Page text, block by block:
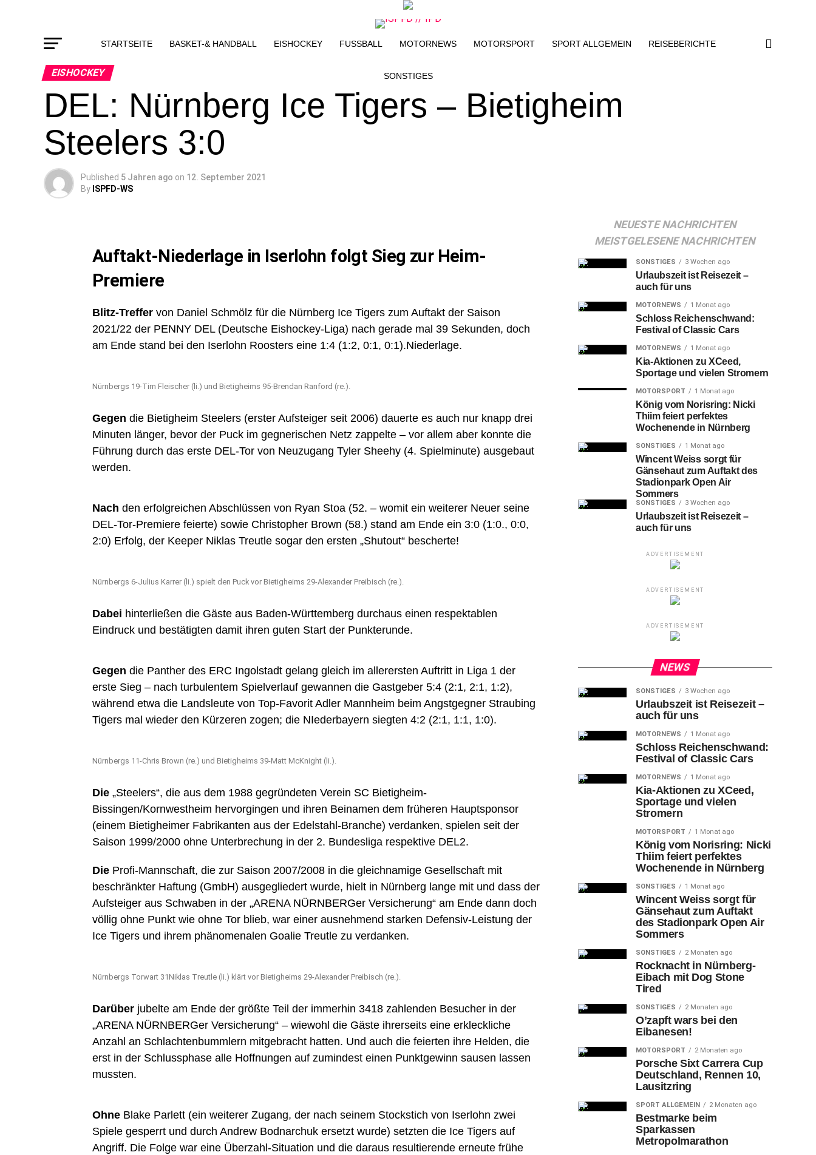
STARTSEITE BASKET-& HANDBALL EISHOCKEY FUSSBALL MOTORNEWS MOTORSPORT SPORT ALLGEMEIN REISEBERICHTE
SONSTIGES
EISHOCKEY
DEL: Nürnberg Ice Tigers – Bietigheim
Steelers 3:0
Published 5 Jahren ago on 12. September 2021
By ISPFD-WS
Auftakt-Niederlage in Iserlohn folgt Sieg zur Heim-
Premiere
Blitz-Treffer von Daniel Schmölz für die Nürnberg Ice Tigers zum Auftakt der Saison
2021/22 der PENNY DEL (Deutsche Eishockey-Liga) nach gerade mal 39 Sekunden, doch
am Ende stand bei den Iserlohn Roosters eine 1:4 (1:2, 0:1, 0:1).Niederlage.
Nürnbergs 19-Tim Fleischer (li.) und Bietigheims 95-Brendan Ranford (re.).
Gegen die Bietigheim Steelers (erster Aufsteiger seit 2006) dauerte es auch nur knapp drei
Minuten länger, bevor der Puck im gegnerischen Netz zappelte – vor allem aber konnte die
Führung durch das erste DEL-Tor von Neuzugang Tyler Sheehy (4. Spielminute) ausgebaut
werden.
Nach den erfolgreichen Abschlüssen von Ryan Stoa (52. – womit ein weiterer Neuer seine
DEL-Tor-Premiere feierte) sowie Christopher Brown (58.) stand am Ende ein 3:0 (1:0., 0:0,
2:0) Erfolg, der Keeper Niklas Treutle sogar den ersten „Shutout“ bescherte!
Nürnbergs 6-Julius Karrer (li.) spielt den Puck vor Bietigheims 29-Alexander Preibisch (re.).
Dabei hinterließen die Gäste aus Baden-Württemberg durchaus einen respektablen
Eindruck und bestätigten damit ihren guten Start der Punkterunde.
Gegen die Panther des ERC Ingolstadt gelang gleich im allerersten Auftritt in Liga 1 der
erste Sieg – nach turbulentem Spielverlauf gewannen die Gastgeber 5:4 (2:1, 2:1, 1:2),
während etwa die Landsleute von Top-Favorit Adler Mannheim beim Angstgegner Straubing
Tigers mal wieder den Kürzeren zogen; die NIederbayern siegten 4:2 (2:1, 1:1, 1:0).
Nürnbergs 11-Chris Brown (re.) und Bietigheims 39-Matt McKnight (li.).
Die „Steelers“, die aus dem 1988 gegründeten Verein SC Bietigheim-
Bissingen/Kornwestheim hervorgingen und ihren Beinamen dem früheren Hauptsponsor
(einem Bietigheimer Fabrikanten aus der Edelstahl-Branche) verdanken, spielen seit der
Saison 1999/2000 ohne Unterbrechung in der 2. Bundesliga respektive DEL2.
Die Profi-Mannschaft, die zur Saison 2007/2008 in die gleichnamige Gesellschaft mit
beschränkter Haftung (GmbH) ausgegliedert wurde, hielt in Nürnberg lange mit und dass der
Aufsteiger aus Schwaben in der „ARENA NÜRNBERGer Versicherung“ am Ende dann doch
völlig ohne Punkt wie ohne Tor blieb, war einer ausnehmend starken Defensiv-Leistung der
Ice Tigers und ihrem phänomenalen Goalie Treutle zu verdanken.
Nürnbergs Torwart 31Niklas Treutle (li.) klärt vor Bietigheims 29-Alexander Preibisch (re.).
Darüber jubelte am Ende der größte Teil der immerhin 3418 zahlenden Besucher in der
„ARENA NÜRNBERGer Versicherung“ – wiewohl die Gäste ihrerseits eine erkleckliche
Anzahl an Schlachtenbummlern mitgebracht hatten. Und auch die feierten ihre Helden, die
erst in der Schlussphase alle Hoffnungen auf zumindest einen Punktgewinn sausen lassen
mussten.
Ohne Blake Parlett (ein weiterer Zugang, der nach seinem Stockstich von Iserlohn zwei
Spiele gesperrt und durch Andrew Bodnarchuk ersetzt wurde) setzten die Ice Tigers auf
Angriff. Die Folge war eine Überzahl-Situation und die daraus resultierende erneute frühe
NEUESTE NACHRICHTEN
MEISTGELESENE NACHRICHTEN
SONSTIGES 3 Wochen ago
Urlaubszeit ist Reisezeit –
auch für uns
MOTORNEWS 1 Monat ago
Schloss Reichenschwand:
Festival of Classic Cars
MOTORNEWS 1 Monat ago
Kia-Aktionen zu XCeed,
Sportage und vielen Stromern
MOTORSPORT 1 Monat ago
König vom Norisring: Nicki
Thiim feiert perfektes
Wochenende in Nürnberg
SONSTIGES 1 Monat ago
Wincent Weiss sorgt für
Gänsehaut zum Auftakt des
Stadionpark Open Air
Sommers
SONSTIGES 3 Wochen ago
Urlaubszeit ist Reisezeit –
auch für uns
ADVERTISEMENT
ADVERTISEMENT
ADVERTISEMENT
NEWS
SONSTIGES 3 Wochen ago
Urlaubszeit ist Reisezeit –
auch für uns
MOTORNEWS 1 Monat ago
Schloss Reichenschwand:
Festival of Classic Cars
MOTORNEWS 1 Monat ago
Kia-Aktionen zu XCeed,
Sportage und vielen
Stromern
MOTORSPORT 1 Monat ago
König vom Norisring: Nicki
Thiim feiert perfektes
Wochenende in Nürnberg
SONSTIGES 1 Monat ago
Wincent Weiss sorgt für
Gänsehaut zum Auftakt
des Stadionpark Open Air
Sommers
SONSTIGES 2 Monaten ago
Rocknacht in Nürnberg-
Eibach mit Dog Stone
Tired
SONSTIGES 2 Monaten ago
O’zapft wars bei den
Eibanesen!
MOTORSPORT 2 Monaten ago
Porsche Sixt Carrera Cup
Deutschland, Rennen 10,
Lausitzring
SPORT ALLGEMEIN 2 Monaten ago
Bestmarke beim
Sparkassen
Metropolmarathon